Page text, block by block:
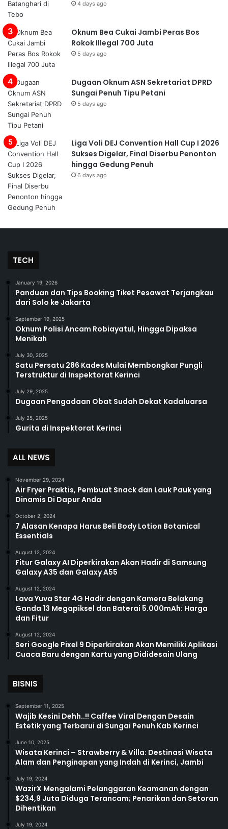
4 days ago
Oknum Bea Cukai Jambi Peras Bos
Rokok Illegal 700 Juta
5 days ago
Dugaan Oknum ASN Sekretariat DPRD
Sungai Penuh Tipu Petani
5 days ago
Liga Voli DEJ Convention Hall Cup I 2026
Sukses Digelar, Final Diserbu Penonton
hingga Gedung Penuh
6 days ago
TECH
January 19, 2026
Panduan dan Tips Booking Tiket Pesawat Terjangkau
dari Solo ke Jakarta
September 19, 2025
Oknum Polisi Ancam Robiayatul, Hingga Dipaksa
Menikah
July 30, 2025
Satu Persatu 286 Kades Mulai Membongkar Pungli
Terstruktur di Inspektorat Kerinci
July 29, 2025
Dugaan Pengadaan Obat Sudah Dekat Kadaluarsa
July 25, 2025
Gurita di Inspektorat Kerinci
ALL NEWS
November 29, 2024
Air Fryer Praktis, Pembuat Snack dan Lauk Pauk yang
Dinamis Di Dapur Anda
October 2, 2024
7 Alasan Kenapa Harus Beli Body Lotion Botanical
Essentials
August 12, 2024
Fitur Galaxy AI Diperkirakan Akan Hadir di Samsung
Galaxy A35 dan Galaxy A55
August 12, 2024
Lava Yuva Star 4G Hadir dengan Kamera Belakang
Ganda 13 Megapiksel dan Baterai 5.000mAh: Harga
dan Fitur
August 12, 2024
Seri Google Pixel 9 Diperkirakan Akan Memiliki Aplikasi
Cuaca Baru dengan Kartu yang Dididesain Ulang
BISNIS
September 11, 2025
Wajib Kesini Dehh..!! Caffee Viral Dengan Desain
Estetik yang Terbarui di Sungai Penuh Kab Kerinci
June 10, 2025
Wisata Kerinci – Strawberry & Villa: Destinasi Wisata
Alam dan Penginapan yang Indah di Kerinci, Jambi
July 19, 2024
WazirX Mengalami Pelanggaran Keamanan dengan
$234,9 Juta Diduga Terancam; Penarikan dan Setoran
Dihentikan
July 19, 2024